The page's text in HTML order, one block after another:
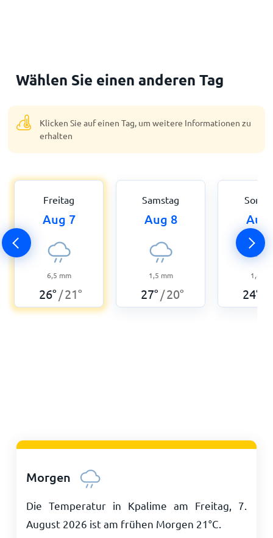
Wählen Sie einen anderen Tag
Klicken Sie auf einen Tag, um weitere Informationen zu
erhalten
Freitag
Aug 7
6,5 mm
26° /21°
Samstag
Aug 8
1,5 mm
27° /20°
Aug
1,8
24°
Morgen
Die Temperatur in Kpalime am Freitag, 7.
August 2026 ist am frühen Morgen 21°C